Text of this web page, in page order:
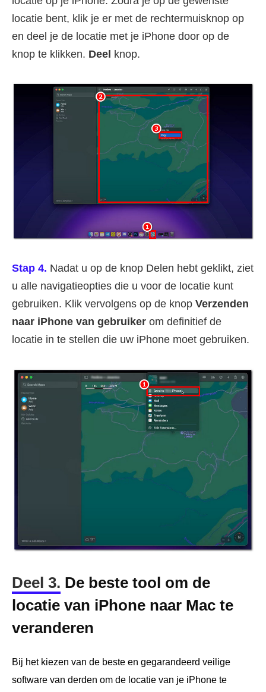
locatie bent, klik je er met de rechtermuisknop op
en deel je de locatie met je iPhone door op de
knop te klikken. Deel knop.
Stap 4. Nadat u op de knop Delen hebt geklikt, ziet
u alle navigatieopties die u voor de locatie kunt
gebruiken. Klik vervolgens op de knop Verzenden
naar iPhone van gebruiker om definitief de
locatie in te stellen die uw iPhone moet gebruiken.
Deel 3. De beste tool om de
locatie van iPhone naar Mac te
veranderen
Bij het kiezen van de beste en gegarandeerd veilige
software van derden om de locatie van je iPhone te